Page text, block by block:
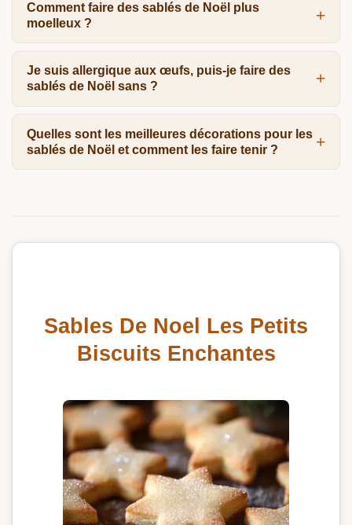
Comment faire des sablés de Noël plus
moelleux ?
Je suis allergique aux œufs, puis-je faire des
sablés de Noël sans ?
Quelles sont les meilleures décorations pour les
sablés de Noël et comment les faire tenir ?
Sables De Noel Les Petits
Biscuits Enchantes